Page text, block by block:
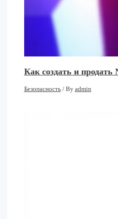
Как создать и
Безопасность/ By admin